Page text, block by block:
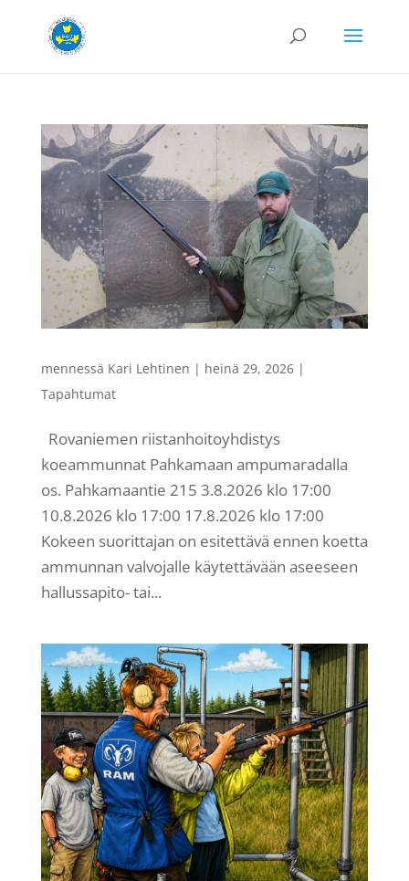
mennessä Kari Lehtinen | heinä 29, 2026|
Tapahtumat
Rovaniemen riistanhoitoyhdistys
koeammunnat Pahkamaan ampumaradalla
os. Pahkamaantie 215 3.8.2026 klo 17:00
10.8.2026 klo 17:00 17.8.2026 klo 17:00
Kokeen suorittajan on esitettävä ennen koetta
ammunnan valvojalle käytettävään aseeseen
hallussapito- tai...